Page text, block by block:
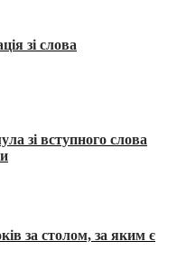
зі слова
зі вступного слова
за столом, за яким є